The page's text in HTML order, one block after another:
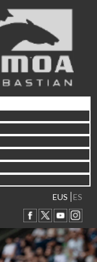
EUS ES
Abuztuaren 2a / 2 de
Abuztuaren 9a / 9 de
Abuztaren 12a / 12 de
Abuztuaren 15a / 15 de
Abuztuaren 23a / 23 de
Abuztuaren 30a / 30 de
Irailaren 6a / 6 de
Irailaren 13a / 13 de
Irailaren 30a / 30 de